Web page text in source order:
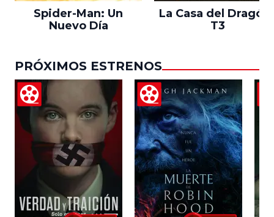
Spider-Man: Un
Nuevo Día
La Casa del Dragón
T3
PRÓXIMOS ESTRENOS